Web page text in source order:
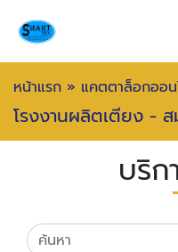
หน้าแรก » แคตตาล็อกออ
โรงงานผลิตเตียง -
บริก